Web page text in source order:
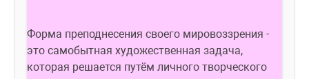
Форма преподнесения своего мировоззрения -
это самобытная художественная задача,
которая решается путём личного творческого